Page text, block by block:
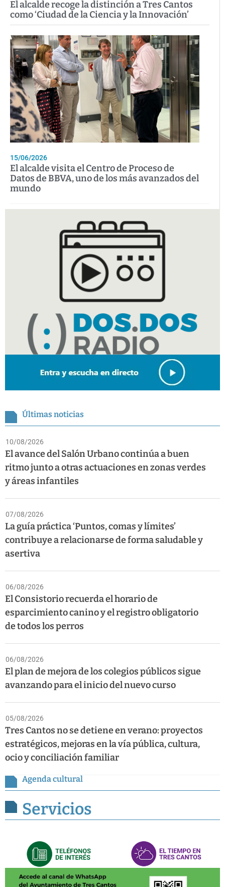
El alcalde recoge la distinción a Tres Cantos
como ‘Ciudad de la Ciencia y la Innovación’
15/06/2026
El alcalde visita el Centro de Proceso de
Datos de BBVA, uno de los más avanzados del
mundo
Últimas noticias
10/08/2026
El avance del Salón Urbano continúa a buen
ritmo junto a otras actuaciones en zonas verdes
y áreas infantiles
07/08/2026
La guía práctica ‘Puntos, comas y límites’
contribuye a relacionarse de forma saludable y
asertiva
06/08/2026
El Consistorio recuerda el horario de
esparcimiento canino y el registro obligatorio
de todos los perros
06/08/2026
El plan de mejora de los colegios públicos sigue
avanzando para el inicio del nuevo curso
05/08/2026
Tres Cantos no se detiene en verano: proyectos
estratégicos, mejoras en la vía pública, cultura,
ocio y conciliación familiar
Agenda cultural
Servicios